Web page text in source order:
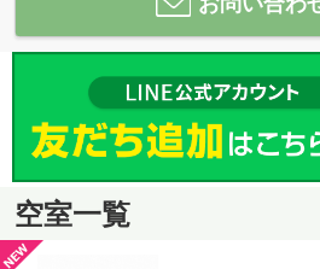
空室一覧